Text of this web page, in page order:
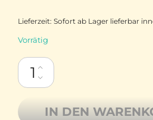
Lieferzeit: Sofort ab Lager lieferbar
Vorrätig
ITO Kinu reine Bouretteseide 0386
IN DEN